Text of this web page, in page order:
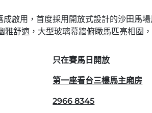
成啟用，首度採用開放式設計的沙田馬
雅舒適，大型玻璃幕牆俯瞰馬匹亮相圈
只在賽馬日開放
第一座看台三樓馬主廂房
2966 8345